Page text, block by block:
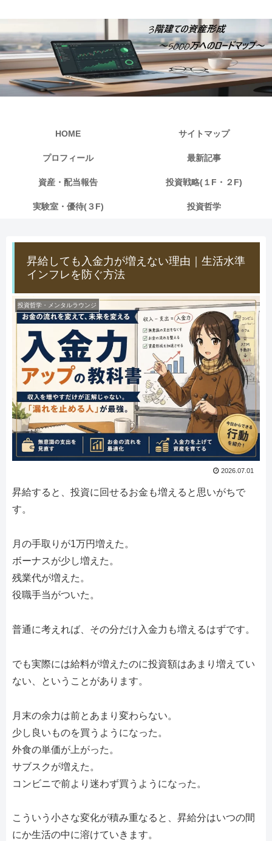
HOME サイトマップ
プロフィール 最新記事
資産・配当報告 投資戦略(１F・２F)
実験室・優待(３F) 投資哲学
昇給しても入金力が増えない理由｜生活水準
インフレを防ぐ方法
投資哲学・メンタルラウンジ
2026.07.01
昇給すると、投資に回せるお金も増えると思いがちで
す。
月の手取りが1万円増えた。
ボーナスが少し増えた。
残業代が増えた。
役職手当がついた。
普通に考えれば、その分だけ入金力も増えるはずです。
でも実際には給料が増えたのに投資額はあまり増えてい
ない、ということがあります。
月末の余力は前とあまり変わらない。
少し良いものを買うようになった。
外食の単価が上がった。
サブスクが増えた。
コンビニで前より迷わず買うようになった。
こういう小さな変化が積み重なると、昇給分はいつの間
にか生活の中に溶けていきます。